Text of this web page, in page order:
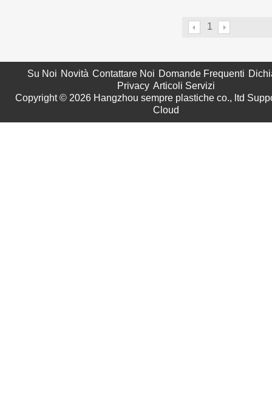
1
Su Noi Novità Contattare Noi Domande Frequenti
Privacy Articoli Servizi
Copyright © 2026 Hangzhou sempre plastiche co., ltd
Cloud